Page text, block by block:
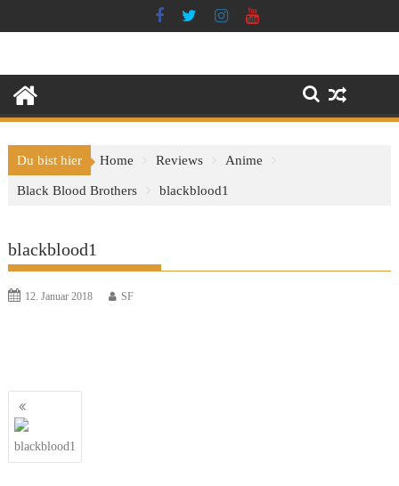
to
Du bist hier Home Reviews Anime
Black Blood Brothers blackblood1
blackblood1
12. Januar 2018 SF
Beitragsnavigation
blackblood1